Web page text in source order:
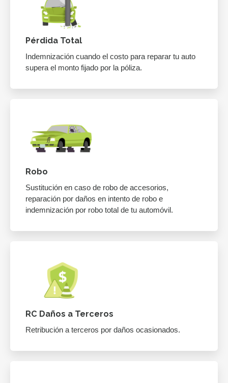
Pérdida Total
Indemnización cuando el costo para reparar tu auto
supera el monto fijado por la póliza.
Robo
Sustitución en caso de robo de accesorios,
reparación por daños en intento de robo e
indemnización por robo total de tu automóvil.
RC Daños a Terceros
Retribución a terceros por daños ocasionados.